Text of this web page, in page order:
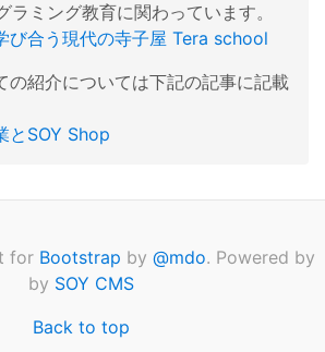
ラミング教育に関わっています。
び合う現代の寺子屋 Tera school
の紹介については下記の記事に記載
とSOY Shop
for Bootstrap by @mdo. Powered by
by SOY CMS
Back to top